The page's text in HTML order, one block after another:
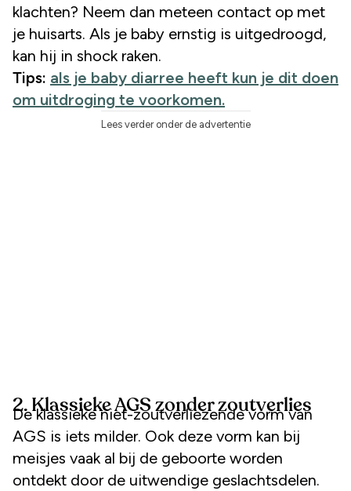
klachten? Neem dan meteen contact op met
je huisarts. Als je baby ernstig is uitgedroogd,
kan hij in shock raken.
Tips: als je baby diarree heeft kun je dit doen
om uitdroging te voorkomen.
Lees verder onder de advertentie
2. Klassieke AGS zonder zoutverlies
De klassieke niet-zoutverliezende vorm van
AGS is iets milder. Ook deze vorm kan bij
meisjes vaak al bij de geboorte worden
ontdekt door de uitwendige geslachtsdelen.